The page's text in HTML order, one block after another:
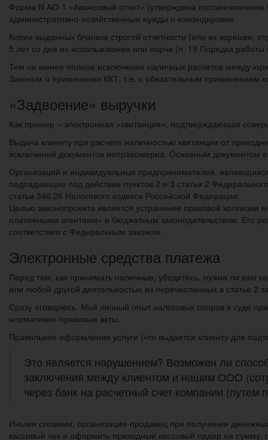
Форма N АО-1 «Авансовый отчет» (утверждена постановлением
административно-хозяйственные нужды и командировки.
Копии выданных бланков строгой отчетности (или их корешки,
5 лет со дня их использования или порчи (п. 19 Порядка работы
Тем не менее полное исключение наличных расчетов между
Законом о применении ККТ, т.е. с обязательным применением
«Задвоение» выручки
Как пример – электронная «квитанция», подтверждающая
Выдача клиенту при расчете наличностью квитанции от
исключений документов неправомерна. Основным документом
Организаций и индивидуальных предпринимателей,
подпадающие под действие пунктов 2 и 3 статьи 2
статьи 346.26 Налогового кодекса Российской Федерации.
Целью законопроекта является устранение правовой
платежными агентами» и бюджетным законодательством. Его
соответствии с Федеральным законом.
Электронные средства платежа
Перед тем, как принимать наличные, убедитесь, нужна ли вам
или любой другой деятельностью из перечисленных в статье 2
Сразу оговорюсь. Мой личный опыт налоговых споров в суде
нормативно-правовые акты.
Правильное оформление услуги (что выдается клиенту для
Это является нарушением? Возможен ли
заключения между клиентом и нашим ООО
через банк на расчетный счет компании (путем
Иными словами, организация-продавец при получении
кассовый чек и оформить приходный кассовый ордер на